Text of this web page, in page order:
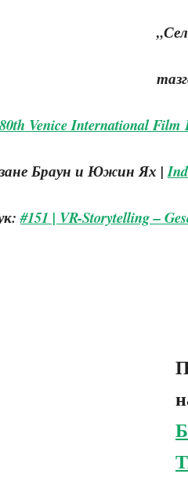
Venice International Film
Браун и Южин Ях |
#151 | VR-Storytelling –